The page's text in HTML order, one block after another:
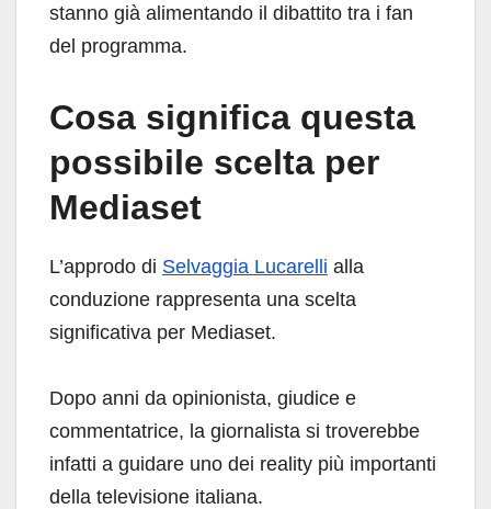
stanno già alimentando il dibattito tra i fan
del programma.
Cosa significa questa
possibile scelta per
Mediaset
L’approdo di Selvaggia Lucarelli alla
conduzione rappresenta una scelta
significativa per Mediaset.
Dopo anni da opinionista, giudice e
commentatrice, la giornalista si troverebbe
infatti a guidare uno dei reality più importanti
della televisione italiana.